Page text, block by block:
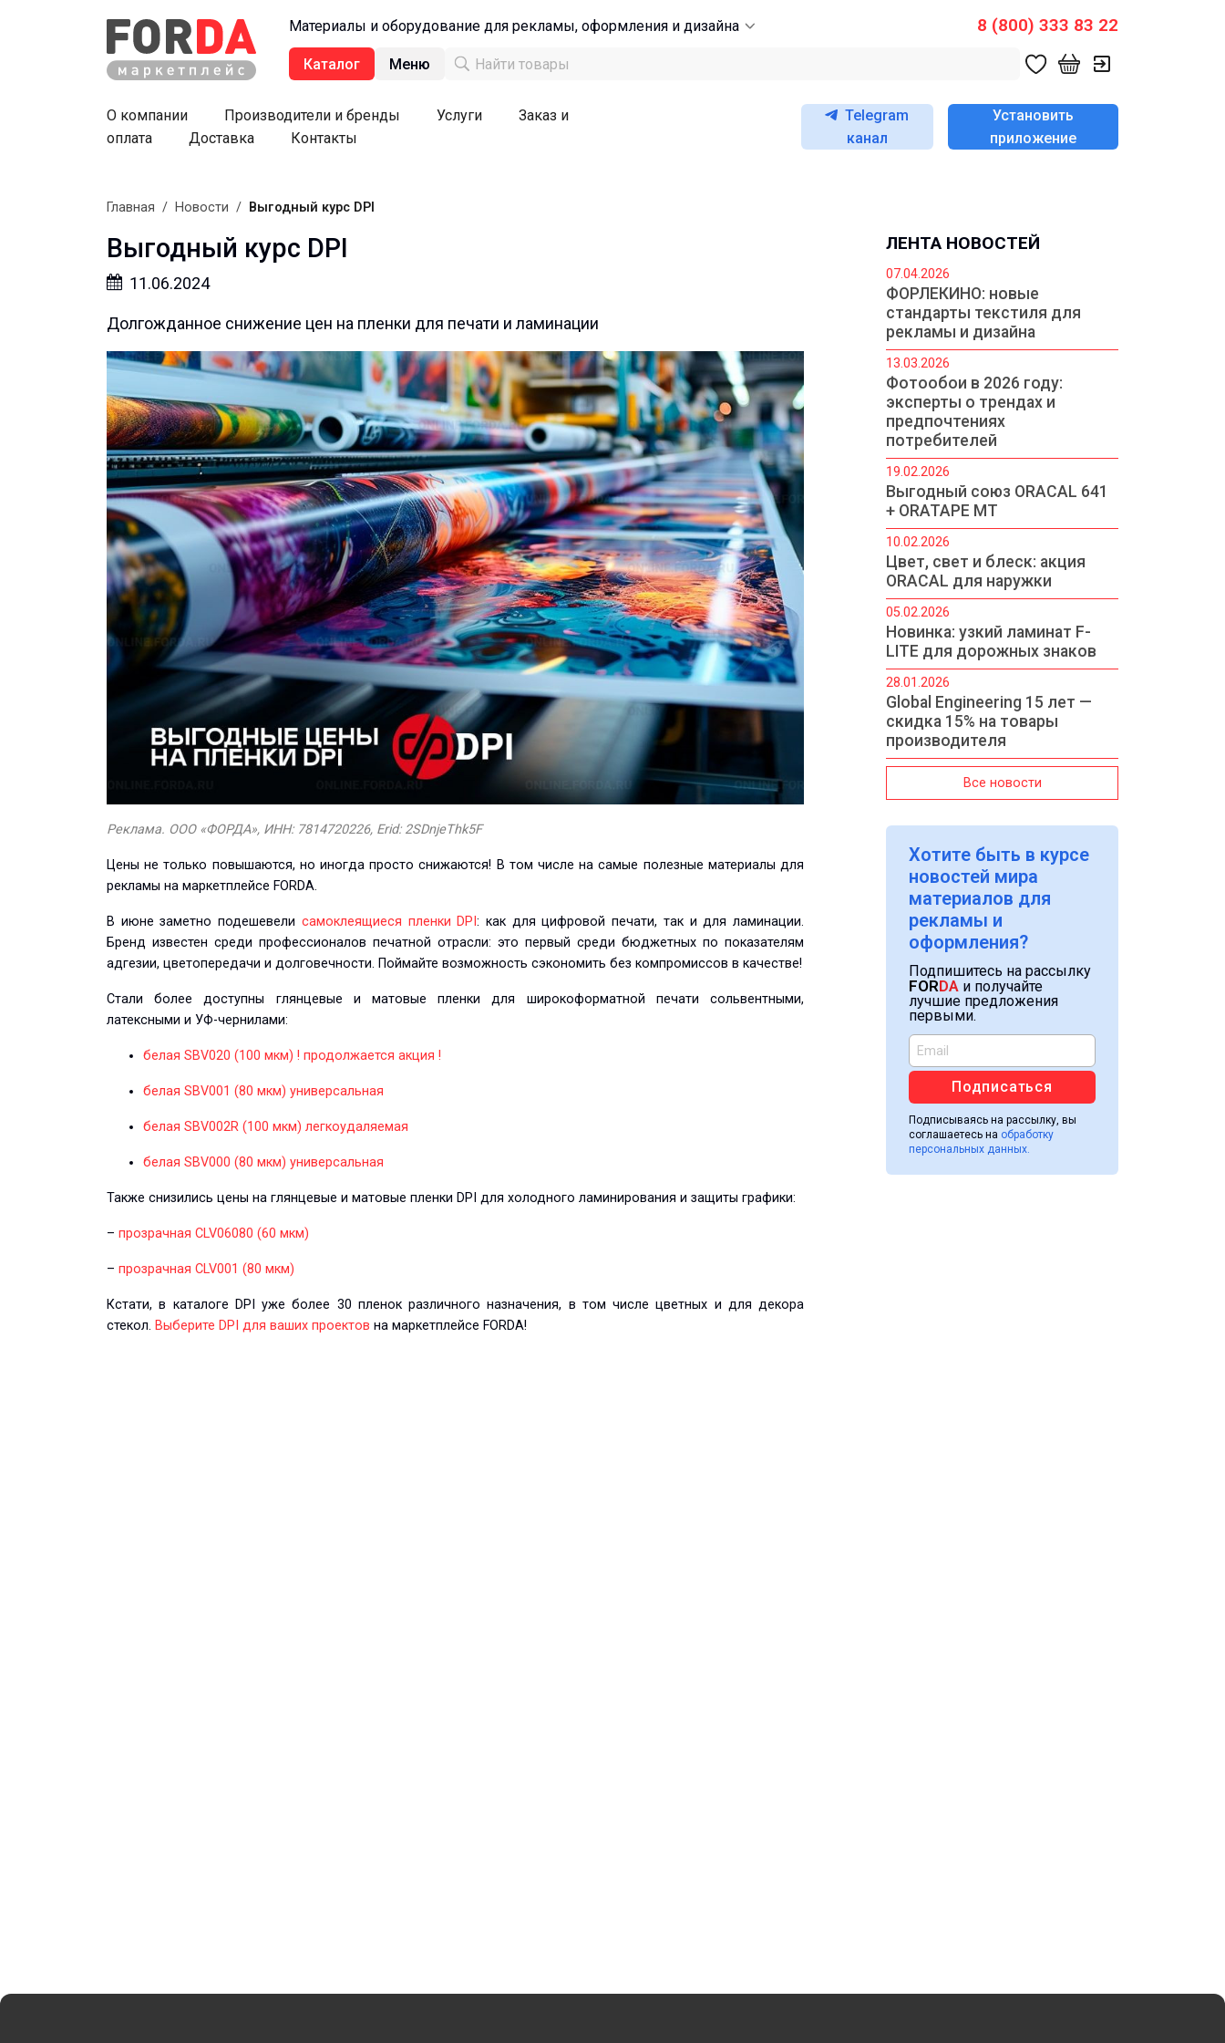
Материалы и оборудование для рекламы, оформления и дизайна 8 (800) 333 83 22
Каталог Меню
О компании Производители и бренды Услуги
Заказ и
оплата
Доставка Контакты
Telegram
канал
Установить
приложение
Главная / Новости / Выгодный курс DPI
Выгодный курс DPI
11.06.2024
Долгожданное снижение цен на пленки для печати и ламинации
Реклама. ООО «ФОРДА», ИНН: 7814720226, Erid: 2SDnjeThk5F
Цены не только повышаются, но иногда просто снижаются! В том числе на самые полезные материалы для
рекламы на маркетплейсе FORDA.
В июне заметно подешевели самоклеящиеся пленки DPI: как для цифровой печати, так и для ламинации.
Бренд известен среди профессионалов печатной отрасли: это первый среди бюджетных по показателям
адгезии, цветопередачи и долговечности. Поймайте возможность сэкономить без компромиссов в качестве!
Стали более доступны глянцевые и матовые пленки для широкоформатной печати сольвентными,
латексными и УФ-чернилами:
белая SBV020 (100 мкм) ! продолжается акция !
белая SBV001 (80 мкм) универсальная
белая SBV002R (100 мкм) легкоудаляемая
белая SBV000 (80 мкм) универсальная
Также снизились цены на глянцевые и матовые пленки DPI для холодного ламинирования и защиты графики:
– прозрачная CLV06080 (60 мкм)
– прозрачная CLV001 (80 мкм)
Кстати, в каталоге DPI уже более 30 пленок различного назначения, в том числе цветных и для декора
стекол. Выберите DPI для ваших проектов на маркетплейсе FORDA!
ЛЕНТА НОВОСТЕЙ
07.04.2026
ФОРЛЕКИНО: новые
стандарты текстиля для
рекламы и дизайна
13.03.2026
Фотообои в 2026 году:
эксперты о трендах и
предпочтениях
потребителей
19.02.2026
Выгодный союз ORACAL 641
+ ORATAPE MT
10.02.2026
Цвет, свет и блеск: акция
ORACAL для наружки
05.02.2026
Новинка: узкий ламинат F-
LITE для дорожных знаков
28.01.2026
Global Engineering 15 лет —
скидка 15% на товары
производителя
Все новости
Хотите быть в курсе
новостей мира
материалов для
рекламы и
оформления?
Подпишитесь на рассылку
FORDA и получайте
лучшие предложения
первыми.
Подписаться
Подписываясь на рассылку, вы
соглашаетесь на обработку
персональных данных.